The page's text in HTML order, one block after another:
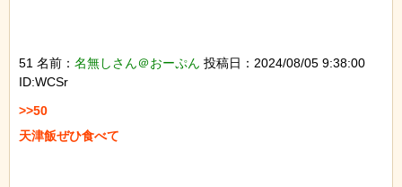
51 名前： 名無しさん＠おーぷん 投稿日：2024/08/05 9:38:00
ID:WCSr
>>50
天津飯ぜひ食べて